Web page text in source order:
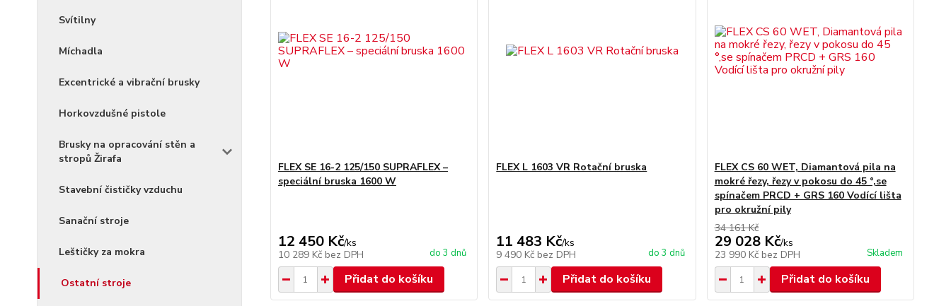
Svítilny
Míchadla
Excentrické a vibrační brusky
Horkovzdušné pistole
Brusky na opracování stěn a
stropů Žirafa
Stavební čističky vzduchu
Sanační stroje
Leštičky za mokra
Ostatní stroje
FLEX SE 16-2 125/150 SUPRAFLEX –
speciální bruska 1600 W
12 450 Kč/ks
10 289 Kč bez DPH do 3 dnů
Přidat do košíku
FLEX L 1603 VR Rotační bruska
11 483 Kč/ks
9 490 Kč bez DPH do 3 dnů
Přidat do košíku
FLEX CS 60 WET, Diamantová pila na
mokré řezy, řezy v pokosu do 45 °,se
spínačem PRCD + GRS 160 Vodící lišta
pro okružní pily
34 161 Kč
29 028 Kč/ks
23 990 Kč bez DPH Skladem
Přidat do košíku